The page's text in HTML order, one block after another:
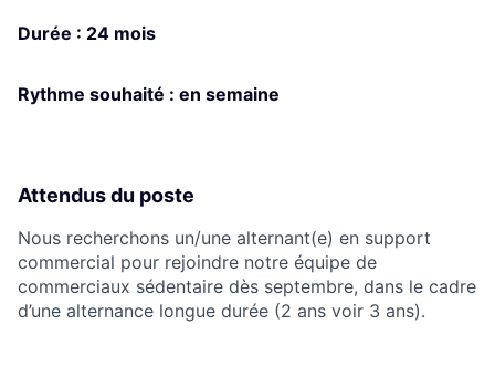
Durée : 24 mois
Rythme souhaité : en semaine
Attendus du poste
Nous recherchons un/une alternant(e) en support
commercial pour rejoindre notre équipe de
commerciaux sédentaire dès septembre, dans le cadre
d’une alternance longue durée (2 ans voir 3 ans).